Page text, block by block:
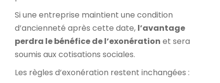
Si une entreprise maintient une condition
d’ancienneté après cette date, l’avantage
perdra le bénéfice de l’exonération et sera
soumis aux cotisations sociales.
Les règles d’exonération restent inchangées :